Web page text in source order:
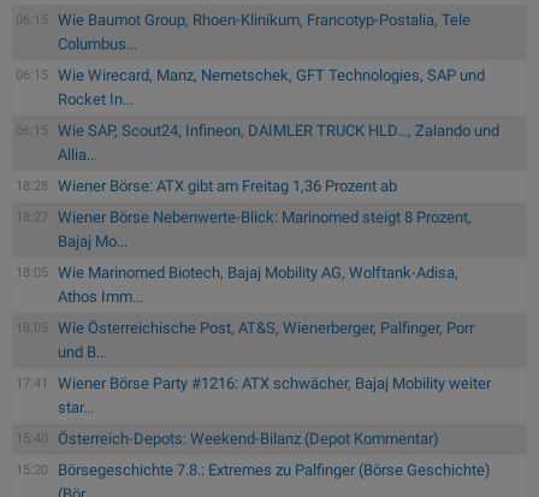
06:15
Wie Baumot Group, Rhoen-Klinikum, Francotyp-Postalia, Tele
Columbus...
06:15
Wie Wirecard, Manz, Nemetschek, GFT Technologies, SAP und
Rocket In...
06:15
Wie SAP, Scout24, Infineon, DAIMLER TRUCK HLD..., Zalando und
Allia...
18:28 Wiener Börse: ATX gibt am Freitag 1,36 Prozent ab
18:27
Wiener Börse Nebenwerte-Blick: Marinomed steigt 8 Prozent,
Bajaj Mo...
18:05
Wie Marinomed Biotech, Bajaj Mobility AG, Wolftank-Adisa,
Athos Imm...
18:05
Wie Österreichische Post, AT&S, Wienerberger, Palfinger, Porr
und B...
17:41
Wiener Börse Party #1216: ATX schwächer, Bajaj Mobility weiter
star...
15:40 Österreich-Depots: Weekend-Bilanz (Depot Kommentar)
15:20
Börsegeschichte 7.8.: Extremes zu Palfinger (Börse Geschichte)